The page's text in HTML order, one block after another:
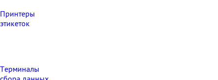
Принтеры
этикеток
Терминалы